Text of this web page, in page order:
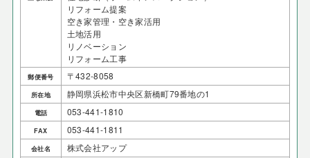
リフォーム提案
空き家管理・空き家活用
土地活用
リノベーション
リフォーム工事
郵便番号 〒432-8058
所在地 静岡県浜松市中央区新橋町79番地の1
電話 053-441-1810
FAX 053-441-1811
会社名 株式会社アップ